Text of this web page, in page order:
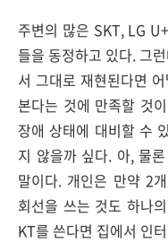
주변의 많은 SKT, LG
들을 동정하고 있다. 그
서 그대로 재현된다면
본다는 것에 만족할 것
장애 상태에 대비할 수
지 않을까 싶다. 아, 물
말이다. 개인은 만약 2
회선을 쓰는 것도 하나
KT를 쓴다면 집에서 인